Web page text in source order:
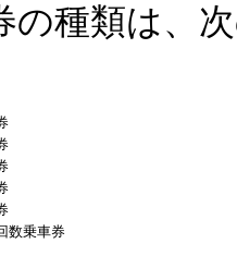
種類は、
数乗車券